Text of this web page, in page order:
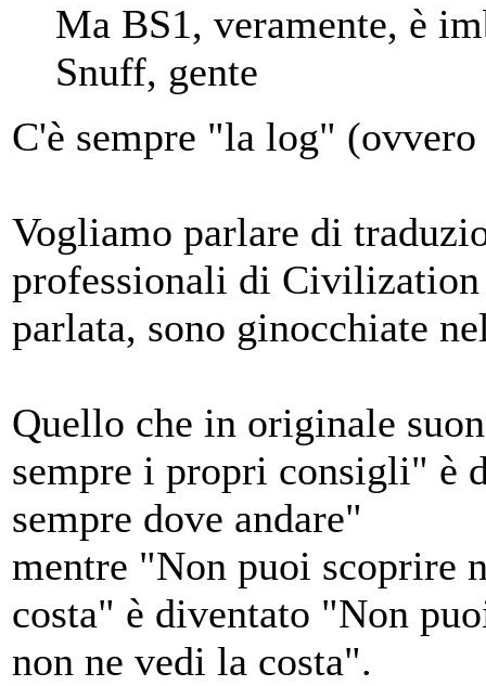
Ma BS1, veramente, è
Snuff, gente
C'è sempre "la log"
Vogliamo parlare di
professionali di Civilization
parlata, sono ginocchiate
Quello che in originale
sempre i propri consigli" è
sempre dove andare"
mentre "Non puoi scoprire
costa" è diventato "Non
non ne vedi la costa".